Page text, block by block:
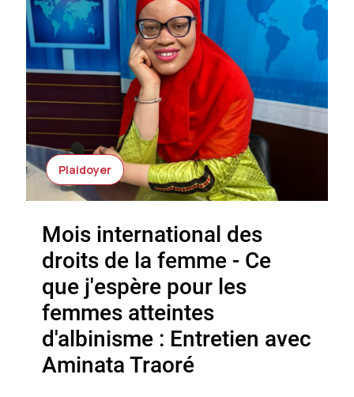
Plaidoyer
Mois international des
droits de la femme - Ce
que j'espère pour les
femmes atteintes
d'albinisme : Entretien avec
Aminata Traoré